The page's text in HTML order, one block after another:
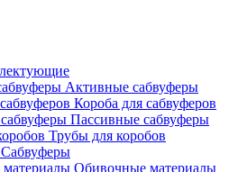
Активные сабвуферы
Короба для сабвуферов
Пассивные сабвуферы
Трубы для коробов
Сабвуферы
Обивочные материалы